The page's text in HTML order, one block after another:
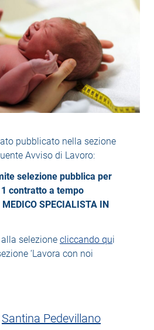
pubblicato nella sezione
Avviso di Lavoro:
selezione pubblica per
contratto a tempo
SPECIALISTA IN
selezione cliccando qui
‘Lavora con noi
Santina Pedevillano